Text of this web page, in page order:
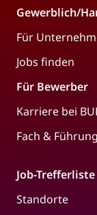
Gewerblich/
Für
Jobs finden
Für Bewerber
Karriere bei
Fach &
Job-Trefferliste
Standorte